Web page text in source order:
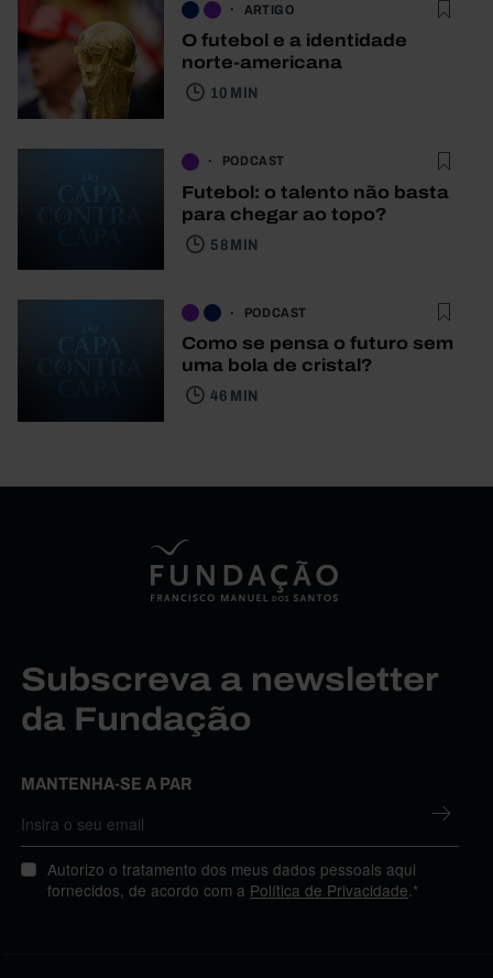
ARTIGO
O futebol e a identidade
norte-americana
10 MIN
PODCAST
Futebol: o talento não basta
para chegar ao topo?
58 MIN
PODCAST
Como se pensa o futuro sem
uma bola de cristal?
46 MIN
Subscreva a newsletter
da Fundação
MANTENHA-SE A PAR
Autorizo o tratamento dos meus dados pessoais aqui
fornecidos, de acordo com a Política de Privacidade.*